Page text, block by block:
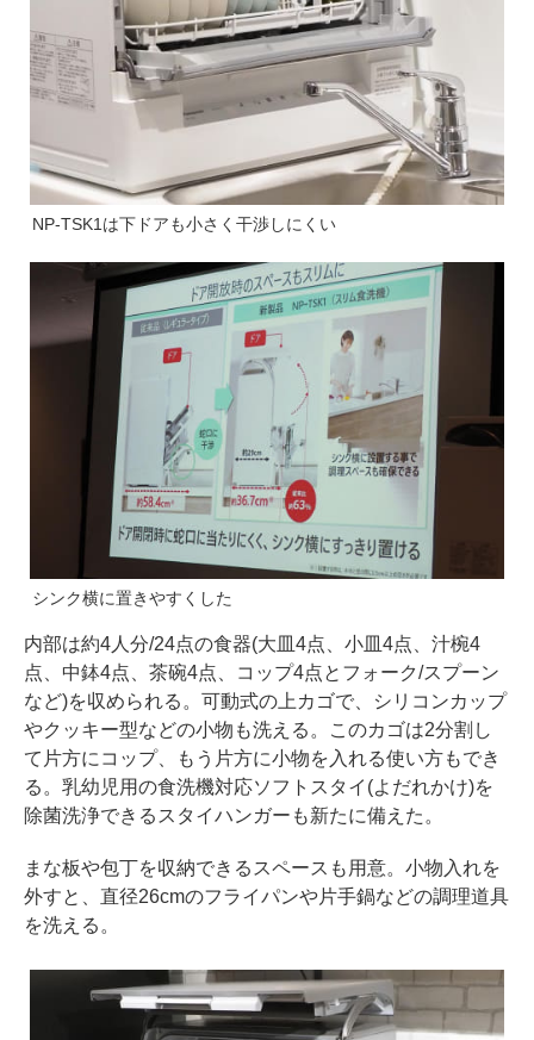
NP-TSK1は下ドアも小さく干渉しにくい
シンク横に置きやすくした
内部は約4人分/24点の食器(大皿4点、小皿4点、汁椀4
点、中鉢4点、茶碗4点、コップ4点とフォーク/スプーン
など)を収められる。可動式の上カゴで、シリコンカップ
やクッキー型などの小物も洗える。このカゴは2分割し
て片方にコップ、もう片方に小物を入れる使い方もでき
る。乳幼児用の食洗機対応ソフトスタイ(よだれかけ)を
除菌洗浄できるスタイハンガーも新たに備えた。
まな板や包丁を収納できるスペースも用意。小物入れを
外すと、直径26cmのフライパンや片手鍋などの調理道具
を洗える。